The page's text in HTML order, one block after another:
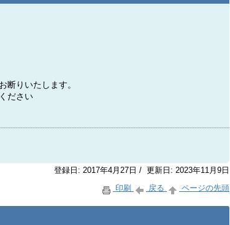
りいたします。
ださい
登録日: 2017年4月27日 / 更新日: 2023年11月9日
印刷
戻る ページの先頭